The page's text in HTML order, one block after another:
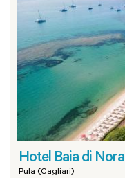
Hotel Baia di Nora
Pula (Cagliari)